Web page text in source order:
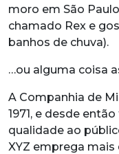
moro em São
chamado Rex e
banhos de chuva).
…ou alguma coisa
A Companhia de
1971, e desde
qualidade ao
XYZ emprega mais